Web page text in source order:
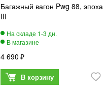
Багажный вагон Pwg 88, эпоха
III
4 690